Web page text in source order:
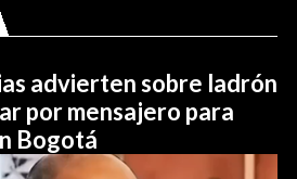
advierten sobre ladrón
por mensajero para
Bogotá